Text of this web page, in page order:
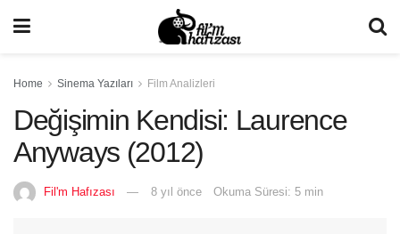
Home Sinema Yazıları Film Analizleri
Değişimin Kendisi: Laurence
Anyways (2012)
Fil'm Hafızası 8 yıl önce Okuma Süresi: 5 min